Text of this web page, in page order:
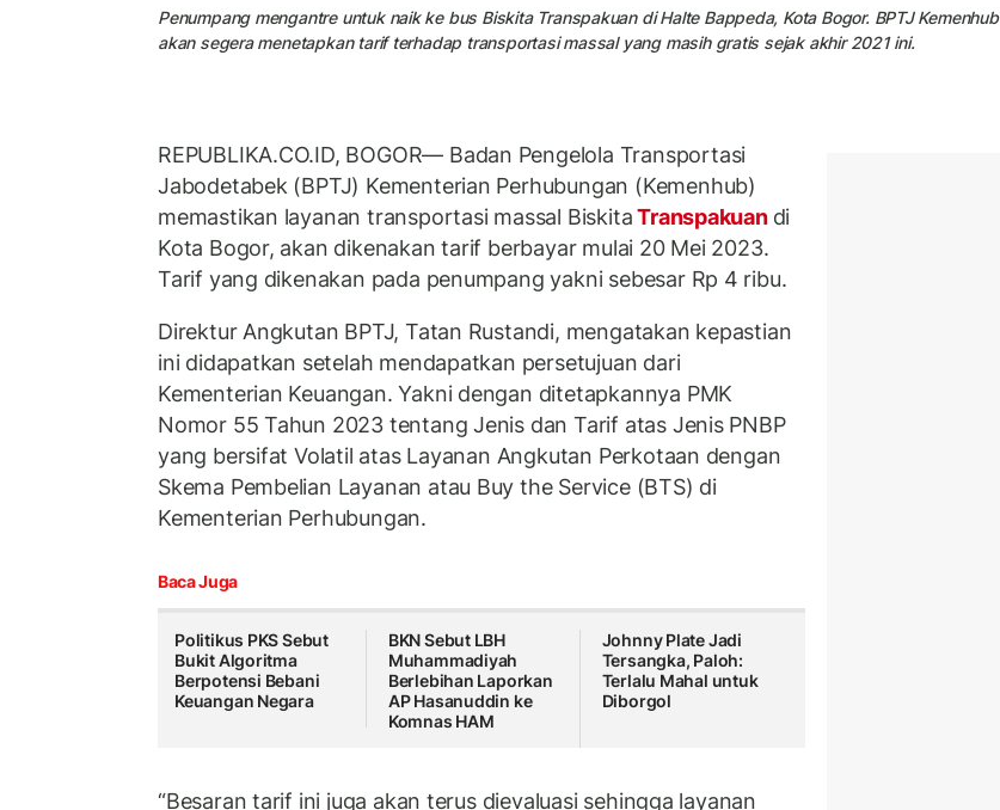
Penumpang mengantre untuk naik ke bus Biskita Transpakuan di Halte Bappeda, Kota Bogor. BPTJ Kemenhub
akan segera menetapkan tarif terhadap transportasi massal yang masih gratis sejak akhir 2021 ini.
REPUBLIKA.CO.ID, BOGOR— Badan Pengelola Transportasi
Jabodetabek (BPTJ) Kementerian Perhubungan (Kemenhub)
memastikan layanan transportasi massal BiskitaTranspakuan di
Kota Bogor, akan dikenakan tarif berbayar mulai 20 Mei 2023.
Tarif yang dikenakan pada penumpang yakni sebesar Rp 4 ribu.
Direktur Angkutan BPTJ, Tatan Rustandi, mengatakan kepastian
ini didapatkan setelah mendapatkan persetujuan dari
Kementerian Keuangan. Yakni dengan ditetapkannya PMK
Nomor 55 Tahun 2023 tentang Jenis dan Tarif atas Jenis PNBP
yang bersifat Volatil atas Layanan Angkutan Perkotaan dengan
Skema Pembelian Layanan atau Buy the Service (BTS) di
Kementerian Perhubungan.
Baca Juga
Politikus PKS Sebut
Bukit Algoritma
Berpotensi Bebani
Keuangan Negara
BKN Sebut LBH
Muhammadiyah
Berlebihan Laporkan
AP Hasanuddin ke
Komnas HAM
Johnny Plate Jadi
Tersangka, Paloh:
Terlalu Mahal untuk
Diborgol
“Besaran tarif ini juga akan terus dievaluasi sehingga layanan